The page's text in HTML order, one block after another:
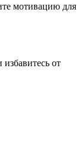
мотивацию для
от